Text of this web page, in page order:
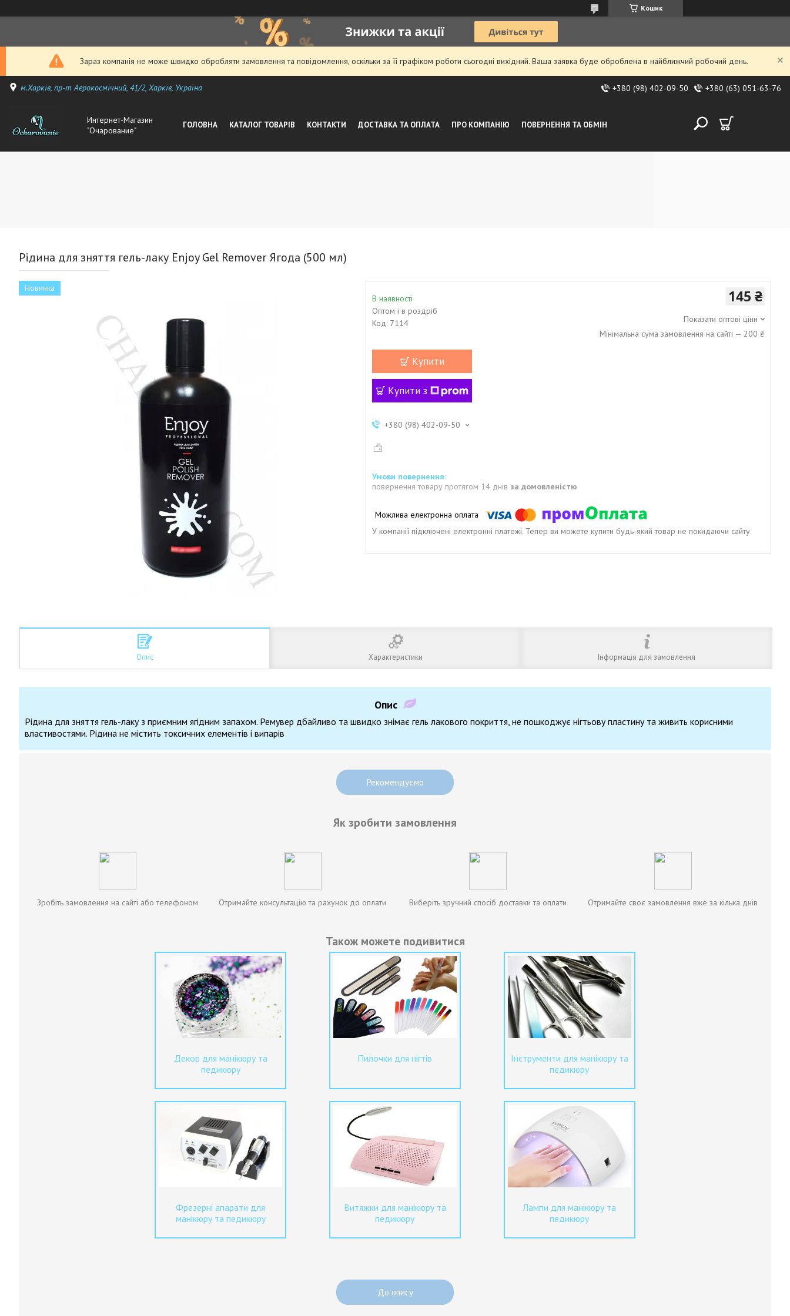
Кошик
Зараз компанія не може швидко обробляти замовлення та повідомлення, оскільки за її графіком роботи сьогодні вихідний. Ваша заявка буде оброблена в найближчий робочий день.
м.Харків, пр-т Аерокосмічний, 41/2, Харків, Україна +380 (98) 402-09-50 +380 (63) 051-63-76
Интернет-Магазин
"Очарование"
ГОЛОВНА КАТАЛОГ ТОВАРІВ КОНТАКТИ ДОСТАВКА ТА ОПЛАТА ПРО КОМПАНІЮ ПОВЕРНЕННЯ ТА ОБМІН
Рідина для зняття гель-лаку Enjoy Gel Remover Ягода (500 мл)
Новинка
В наявності
Оптом і в роздріб
Код: 7114
145 ₴
Показати оптові ціни
Мінімальна сума замовлення на сайті — 200 ₴
Купити
Купити з
+380 (98) 402-09-50
повернення товару протягом 14 днів за домовленістю
У компанії підключені електронні платежі. Тепер ви можете купити будь-який товар не покидаючи сайту.
Опис Характеристики Інформація для замовлення
Опис
Рідина для зняття гель-лаку з приємним ягідним запахом. Ремувер дбайливо та швидко знімає гель лакового покриття, не пошкоджує нігтьову пластину та живить корисними
властивостями. Рідина не містить токсичних елементів і випарів
Рекомендуємо
Як зробити замовлення
Зробіть замовлення на сайті або телефоном Отримайте консультацію та рахунок до оплати Виберіть зручний спосіб доставки та оплати Отримайте своє замовлення вже за кілька днів
Також можете подивитися
Декор для манікюру та
педикюру
Пилочки для нігтів
Інструменти для манікюру та
педикюру
Фрезерні апарати для
манікюру та педикюру
Витяжки для манікюру та
педикюру
Лампи для манікюру та
педикюру
До опису